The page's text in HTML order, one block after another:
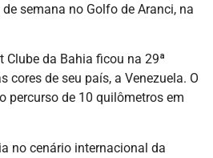
semana no Golfo de Aranci, na
Clube da Bahia ficou na 29ª
cores de seu país, a Venezuela. O
percurso de 10 quilômetros em
no cenário internacional da